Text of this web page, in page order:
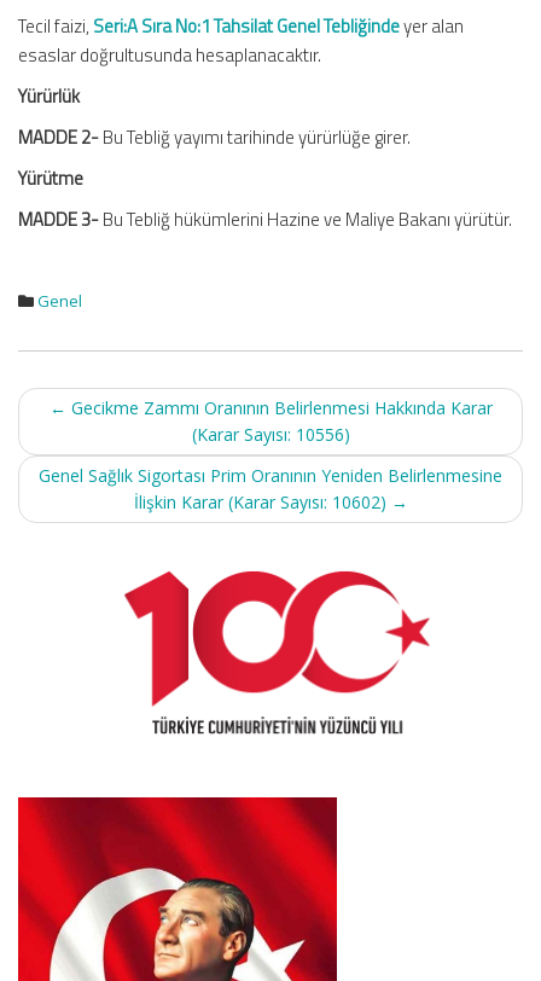
Tecil faizi, Seri:A Sıra No:1 Tahsilat Genel Tebliğindeyer alan
esaslar doğrultusunda hesaplanacaktır.
Yürürlük
MADDE 2-Bu Tebliğ yayımı tarihinde yürürlüğe girer.
Yürütme
MADDE 3-Bu Tebliğ hükümlerini Hazine ve Maliye Bakanı yürütür.
Genel
Post
navigation
← Gecikme Zammı Oranının Belirlenmesi Hakkında Karar
(Karar Sayısı: 10556)
Genel Sağlık Sigortası Prim Oranının Yeniden Belirlenmesine
İlişkin Karar (Karar Sayısı: 10602) →